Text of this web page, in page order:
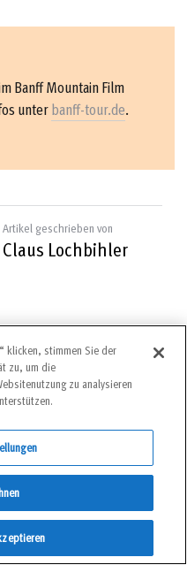
Banff Mountain Film
unterbanff-tour.de.
Artikel geschrieben von
Claus Lochbihler
Friert lieber leicht, als dass er schwitzt. Seine
einem Bergsee auf der Hardangervidda und
war, dass nur noch die Pinguinformation
klicken, stimmen Sie der
zu, um die
zu analysieren